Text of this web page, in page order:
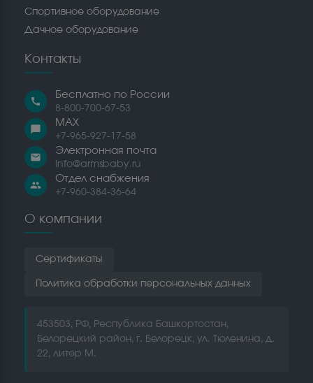
Спортивное оборудование
Дачное оборудование
Контакты
call
Бесплатно по России
8-800-700-67-53
chat_bubble
MAX
+7-965-927-17-58
email
Электронная почта
info@armsbaby.ru
people
Отдел снабжения
+7-960-384-36-64
О компании
Сертификаты
Политика обработки персональных данных
453503, РФ, Республика Башкортостан,
Белорецкий район, г. Белорецк, ул. Тюленина, д.
22, литер М.